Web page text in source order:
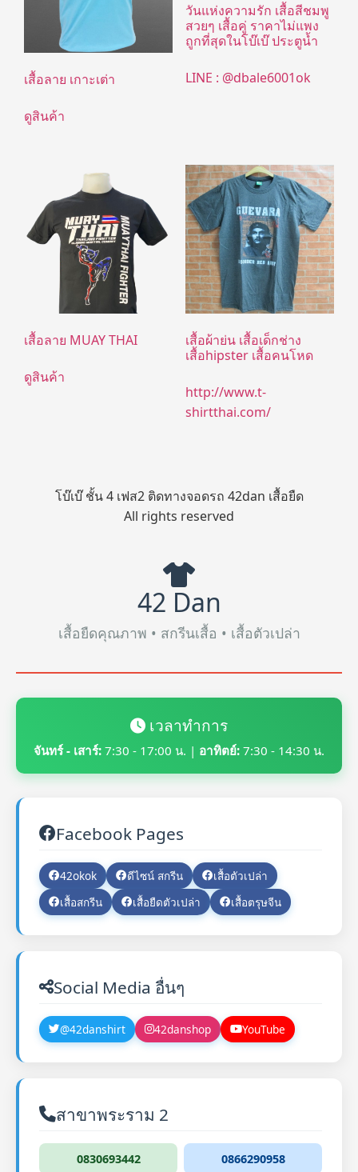
เสื้อลาย เกาะเต่า
ดูสินค้า
วันแห่งความรัก เสื้อสีชมพู
สวยๆ เสื้อคู่ ราคาไม่แพง
ถูกที่สุดในโบ๊เบ๊ ประตูน้ำ
LINE : @dbale6001ok
เสื้อลาย MUAY THAI
ดูสินค้า
เสื้อผ้าย่น เสื้อเด็กช่าง
เสื้อhipster เสื้อคนโหด
http://www.t-
shirtthai.com/
โบ๊เบ๊ ชั้น 4 เฟส2 ติดทางจอดรถ 42dan เสื้อยืด
All rights reserved
42 Dan
เสื้อยืดคุณภาพ • สกรีนเสื้อ • เสื้อตัวเปล่า
เวลาทำการ
จันทร์ - เสาร์: 7:30 - 17:00 น. | อาทิตย์: 7:30 - 14:30 น.
Facebook Pages
42okok ดีไซน์ สกรีน
เสื้อตัวเปล่า
เสื้อสกรีน
เสื้อยืดตัวเปล่า เสื้อตรุษจีน
Social Media อื่นๆ
@42danshirt 42danshop YouTube
สาขาพระราม 2
0830693442 0866290958